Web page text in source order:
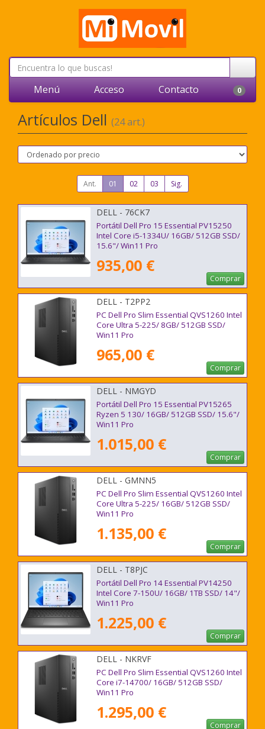
Menú Acceso Contacto 0
Artículos Dell (24 art.)
Ant. 01 02 03 Sig.
DELL - 76CK7
Portátil Dell Pro 15 Essential PV15250
Intel Core i5-1334U/ 16GB/ 512GB SSD/
15.6"/ Win11 Pro
935,00 €
Comprar
DELL - T2PP2
PC Dell Pro Slim Essential QVS1260 Intel
Core Ultra 5-225/ 8GB/ 512GB SSD/
Win11 Pro
965,00 €
Comprar
DELL - NMGYD
Portátil Dell Pro 15 Essential PV15265
Ryzen 5 130/ 16GB/ 512GB SSD/ 15.6"/
Win11 Pro
1.015,00 €
Comprar
DELL - GMNN5
PC Dell Pro Slim Essential QVS1260 Intel
Core Ultra 5-225/ 16GB/ 512GB SSD/
Win11 Pro
1.135,00 €
Comprar
DELL - T8PJC
Portátil Dell Pro 14 Essential PV14250
Intel Core 7-150U/ 16GB/ 1TB SSD/ 14"/
Win11 Pro
1.225,00 €
Comprar
DELL - NKRVF
PC Dell Pro Slim Essential QVS1260 Intel
Core i7-14700/ 16GB/ 512GB SSD/
Win11 Pro
1.295,00 €
Comprar